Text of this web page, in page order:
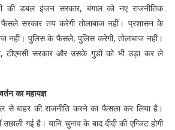
की डबल इंजन सरकार, बंगाल को नए राजनीतिक
सरकार तय करेगी तोलाबाज नहीं। प्रशासन के
नहीं। पुलिस के फैसले, पुलिस करेगी, तोलाबाज नहीं।
टीएमसी सरकार और उसके गुंडों को भी उड़ा कर ले
का महायज्ञ
से बाहर की राजनीति करने का फैसला कर लिया है।
उछाली गई है। यानि चुनाव के बाद दीदी की एग्जिट होगी